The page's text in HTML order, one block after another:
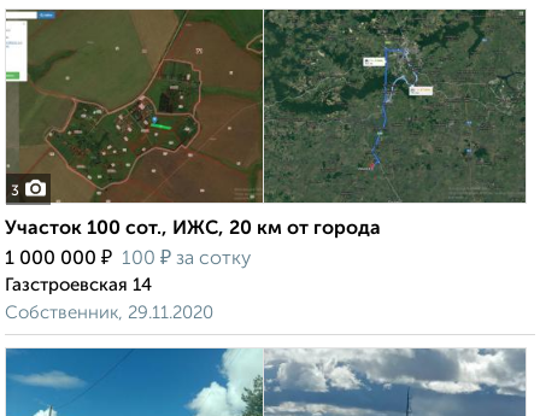
3
Участок 100 сот., ИЖС, 20 км от города
1 000 000 ₽ 100 ₽ за сотку
Газстроевская 14
Собственник, 29.11.2020